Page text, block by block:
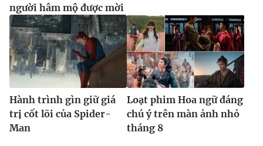
người hâm mộ được mời
Hành trình gìn giữ giá
trị cốt lõi của Spider-
Man
Loạt phim Hoa ngữ đáng
chú ý trên màn ảnh nhỏ
tháng 8